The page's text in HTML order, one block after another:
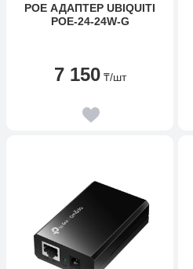
POE АДАПТЕР UBIQUITI
POE-24-24W-G
7 150 ₸/шт